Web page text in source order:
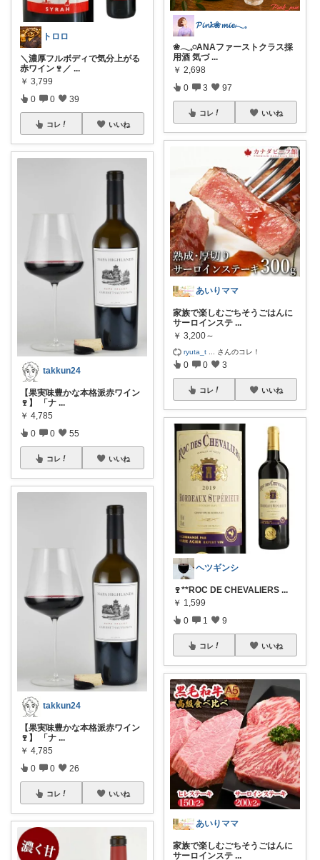
トロロ
＼濃厚フルボディで気分上がる
赤ワイン🍷／ ...
￥ 3,799
0 0 39
コレ いいね
takkun24
【果実味豊かな本格派赤ワイン
🍷】 「ナ ...
￥ 4,785
0 0 55
コレ いいね
takkun24
【果実味豊かな本格派赤ワイン
🍷】 「ナ ...
￥ 4,785
0 0 26
コレ いいね
𝓟𝓲𝓷𝓴❀𝓶𝓲𝓮𓂃𓈒
❀𓂃𓈒𓏸ANAファーストクラス採
用酒 気づ ...
￥ 2,698
0 3 97
コレ いいね
あいりママ
家族で楽しむごちそうごはんに
サーロインステ ...
￥ 3,200～
ryuta_t さんのコレ！
0 0 3
コレ いいね
ヘツギンシ
🍷**ROC DE CHEVALIERS ...
￥ 1,599
0 1 9
コレ いいね
あいりママ
家族で楽しむごちそうごはんに
サーロインステ ...